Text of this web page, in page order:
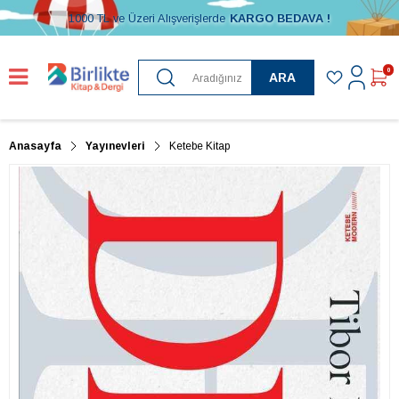
1000 TL ve Üzeri Alışverişlerde KARGO BEDAVA !
ARA
0
Anasayfa Yayınevleri Ketebe Kitap